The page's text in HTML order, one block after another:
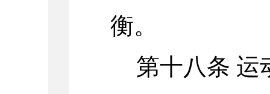
衡。
第十八条 运